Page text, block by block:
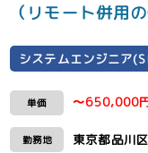
（リモート併用
システムエンジニア
単価 〜650,000
勤務地 東京都品川